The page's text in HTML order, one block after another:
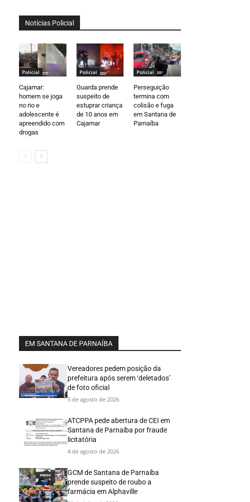
Notícias Policial
Policial
Cajamar:
homem se joga
no rio e
adolescente é
apreendido com
drogas
Policial
Guarda prende
suspeito de
estuprar criança
de 10 anos em
Cajamar
Policial
Perseguição
termina com
colisão e fuga
em Santana de
Parnaíba
EM SANTANA DE PARNAÍBA
Vereadores pedem posição da
prefeitura após serem ‘deletados’
de foto oficial
5 de agosto de 2026
ATCPPA pede abertura de CEI em
Santana de Parnaíba por fraude
licitatória
4 de agosto de 2026
GCM de Santana de Parnaíba
prende suspeito de roubo a
farmácia em Alphaville